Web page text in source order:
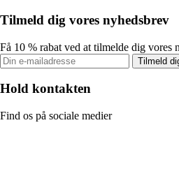
Tilmeld dig vores nyhedsbrev
Få 10 % rabat ved at tilmelde dig vores
Tilmeld
Hold kontakten
Find os på sociale medier